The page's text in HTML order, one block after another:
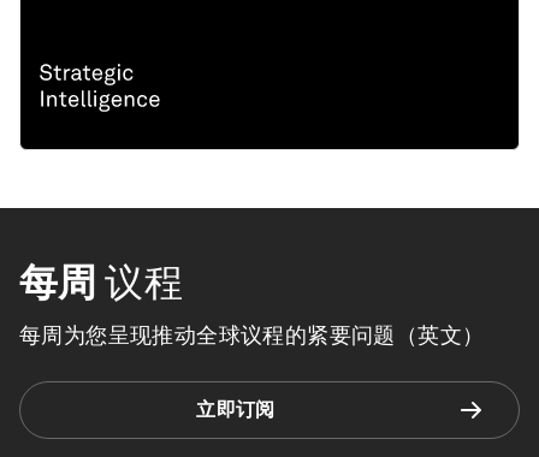
每周 议程
每周为您呈现推动全球议程的紧要问题（英文）
立即订阅